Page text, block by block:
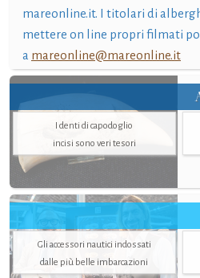
mareonline.it. I titolari di
mettere on line propri filmati
a mareonline@mareonline.it
I denti di capodoglio
incisi sono veri tesori
Gli accessori nautici indossati
dalle più belle imbarcazioni